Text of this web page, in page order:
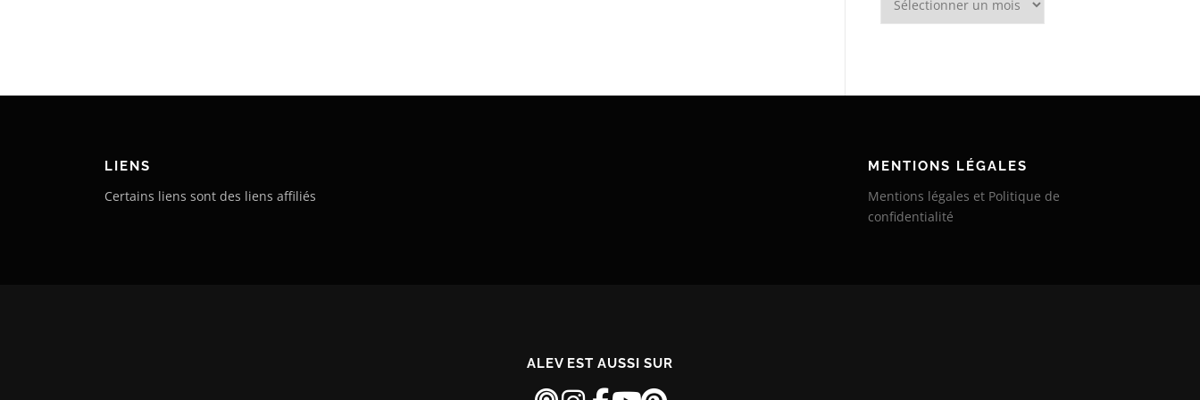
LIENS
Certains liens sont des liens affiliés
MENTIONS LÉGALES
Mentions légales et Politique de
confidentialité
ALEV EST AUSSI SUR